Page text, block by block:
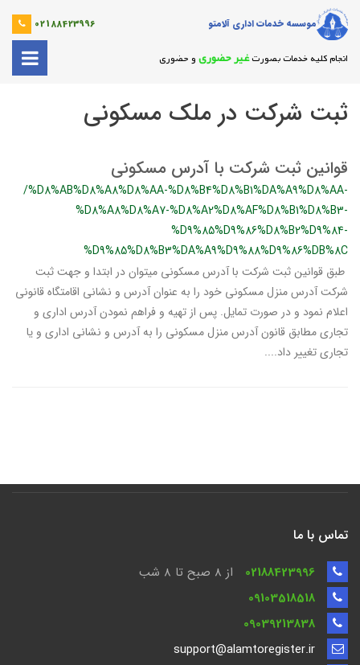
موسسه خدمات اداری آلامتو 02188423996
انجام کلیه خدمات بصورتغیر حضوری و حضوری
ثبت شرکت در ملک مسکونی
قوانین ثبت شرکت با آدرس مسکونی
/%D8%AB%D8%A8%D8%AA-%D8%B4%D8%B1%DA%A9%D8%AA-
%D8%A8%D8%A7-%D8%A2%D8%AF%D8%B1%D8%B3-
%D9%85%D9%86%D8%B2%D9%84-
%D9%85%D8%B3%DA%A9%D9%88%D9%86%DB%8C
طبق قوانین ثبت شرکت با آدرس مسکونی میتوان در ابتدا و جهت ثبت
شرکت آدرس منزل مسکونی خود را به عنوان آدرس و نشانی اقامتگاه قانونی
اعلام نمود و در صورت تمایل. پس از تهیه و فراهم نمودن آدرس اداری و
تجاری مطابق قانون آدرس منزل مسکونی را به آدرس و نشانی اداری و یا
تجاری تغییر داد....
تماس با ما
02188423996
از 8 صبح تا ۸ شب
09103518518
09039213838
support@alamtoregister.ir